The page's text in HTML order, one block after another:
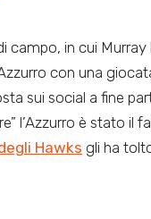
campo, in cui Murray
con una
sui social a fine
l’Azzurro è stato il
Hawks gli ha